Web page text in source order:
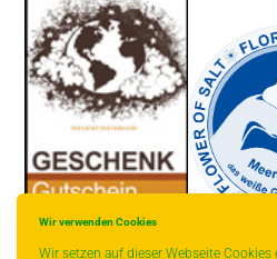
Wir verwenden Cookies
Wir setzen auf dieser Webseite